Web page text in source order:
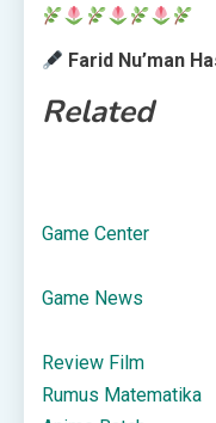
Farid Nu’man
Related
Game Center
Game News
Review Film
Rumus Matematika